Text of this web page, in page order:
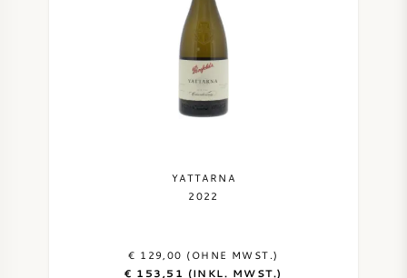
YATTARNA
2022
€ 129,00 (OHNE MWST.)
€ 153,51 (INKL. MWST.)